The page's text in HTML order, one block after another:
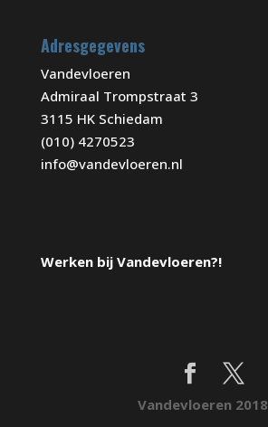
Adresgegevens
Vandevloeren
Admiraal Trompstraat 3
3115 HK Schiedam
(010) 4270523
info@vandevloeren.nl
Werken bij Vandevloeren?!
Vandevloeren 2018